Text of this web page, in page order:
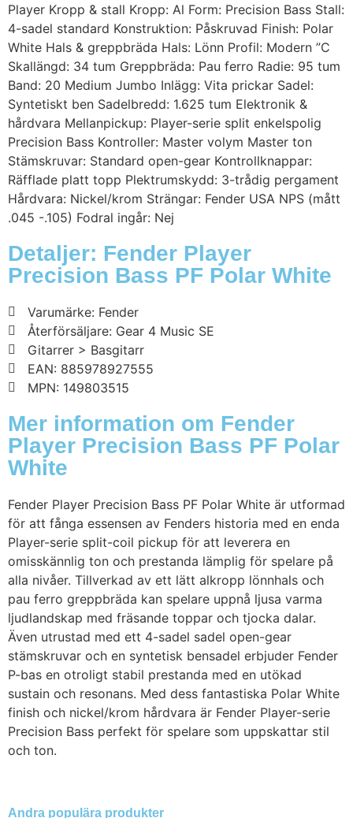
Player Kropp & stall Kropp: Al Form: Precision Bass Stall:
4-sadel standard Konstruktion: Påskruvad Finish: Polar
White Hals & greppbräda Hals: Lönn Profil: Modern ”C
Skallängd: 34 tum Greppbräda: Pau ferro Radie: 95 tum
Band: 20 Medium Jumbo Inlägg: Vita prickar Sadel:
Syntetiskt ben Sadelbredd: 1.625 tum Elektronik &
hårdvara Mellanpickup: Player-serie split enkelspolig
Precision Bass Kontroller: Master volym Master ton
Stämskruvar: Standard open-gear Kontrollknappar:
Räfflade platt topp Plektrumskydd: 3-trådig pergament
Hårdvara: Nickel/krom Strängar: Fender USA NPS (mått
.045 -.105) Fodral ingår: Nej
Detaljer: Fender Player
Precision Bass PF Polar White
Varumärke: Fender
Återförsäljare: Gear 4 Music SE
Gitarrer > Basgitarr
EAN: 885978927555
MPN: 149803515
Mer information om Fender
Player Precision Bass PF Polar
White
Fender Player Precision Bass PF Polar White är utformad
för att fånga essensen av Fenders historia med en enda
Player-serie split-coil pickup för att leverera en
omisskännlig ton och prestanda lämplig för spelare på
alla nivåer. Tillverkad av ett lätt alkropp lönnhals och
pau ferro greppbräda kan spelare uppnå ljusa varma
ljudlandskap med fräsande toppar och tjocka dalar.
Även utrustad med ett 4-sadel sadel open-gear
stämskruvar och en syntetisk bensadel erbjuder Fender
P-bas en otroligt stabil prestanda med en utökad
sustain och resonans. Med dess fantastiska Polar White
finish och nickel/krom hårdvara är Fender Player-serie
Precision Bass perfekt för spelare som uppskattar stil
och ton.
Andra populära produkter